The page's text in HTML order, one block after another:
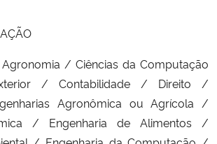
/ Ciências da Computação
/ Contabilidade / Direito /
Agronômica ou Agrícola /
/ Engenharia de Alimentos /